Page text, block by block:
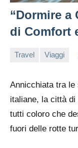
“Dormire a
di Comfort
Travel Viaggi
Annicchiata tra le
italiane, la città di
tutti coloro che
fuori delle rotte